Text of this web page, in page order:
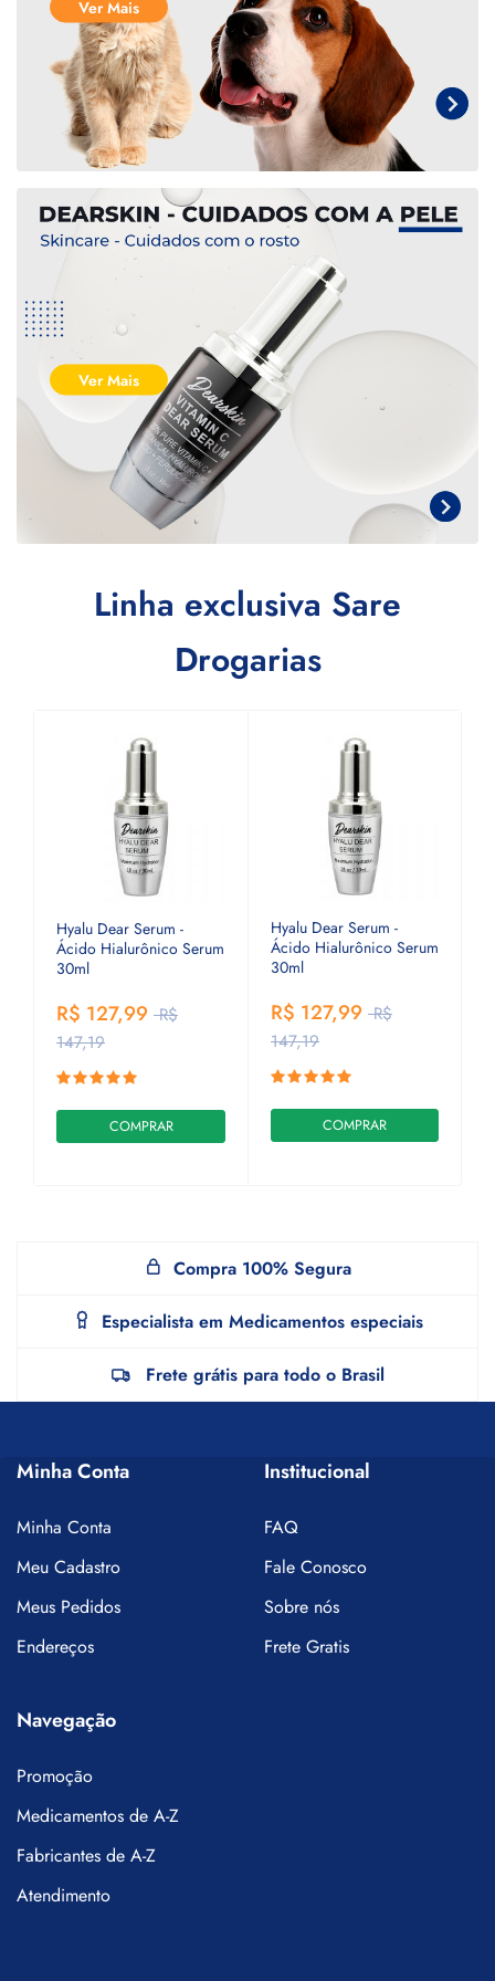
Ver Mais
Ver Mais
Linha exclusiva Sare
Drogarias
Hyalu Dear Serum -
Ácido Hialurônico Serum
30ml
R$ 127,99 R$
147,19
COMPRAR
Hyalu Dear Serum -
Ácido Hialurônico Serum
30ml
R$ 127,99 R$
147,19
COMPRAR
Compra 100% Segura
Especialista em Medicamentos especiais
Frete grátis para todo o Brasil
Minha Conta
Minha Conta
Meu Cadastro
Meus Pedidos
Endereços
Institucional
FAQ
Fale Conosco
Sobre nós
Frete Gratis
Navegação
Promoção
Medicamentos de A-Z
Fabricantes de A-Z
Atendimento